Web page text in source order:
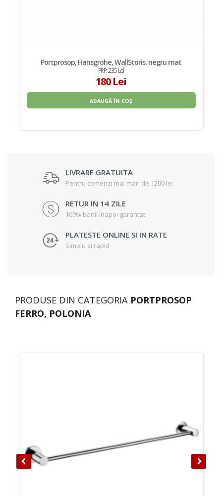
Portprosop, Hansgrohe, WallStoris, negru mat
PRP: 235 Lei
180 Lei
ADAUGĂ ÎN COȘ
LIVRARE GRATUITA
Pentru comenzi mai mari de 1200 lei
RETUR IN 14 ZILE
100% banii inapoi garantat
PLATESTE ONLINE SI IN RATE
Simplu si rapid
PRODUSE DIN CATEGORIA PORTPROSOP
FERRO, POLONIA